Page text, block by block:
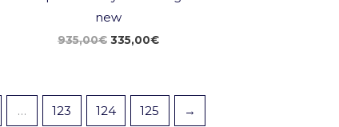
new
935,00€ 335,00€
… 123 124 125 →